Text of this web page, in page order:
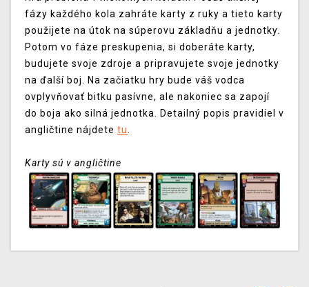
fázy každého kola zahráte karty z ruky a tieto karty
použijete na útok na súperovu základňu a jednotky.
Potom vo fáze preskupenia, si doberáte karty,
budujete svoje zdroje a pripravujete svoje jednotky
na ďalší boj.
Na začiatku hry bude váš vodca
ovplyvňovať bitku pasívne, ale nakoniec sa zapojí
do boja ako silná jednotka.
Detailný popis pravidiel v
angličtine nájdete tu
Karty sú v angličtine